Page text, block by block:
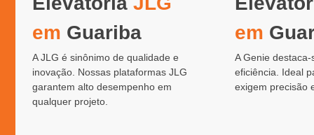
em Guariba
A JLG é sinônimo de qualidade e
inovação. Nossas plataformas JLG
garantem alto desempenho em
qualquer projeto.
em
A Genie
eficiência. Ideal
exigem precisão